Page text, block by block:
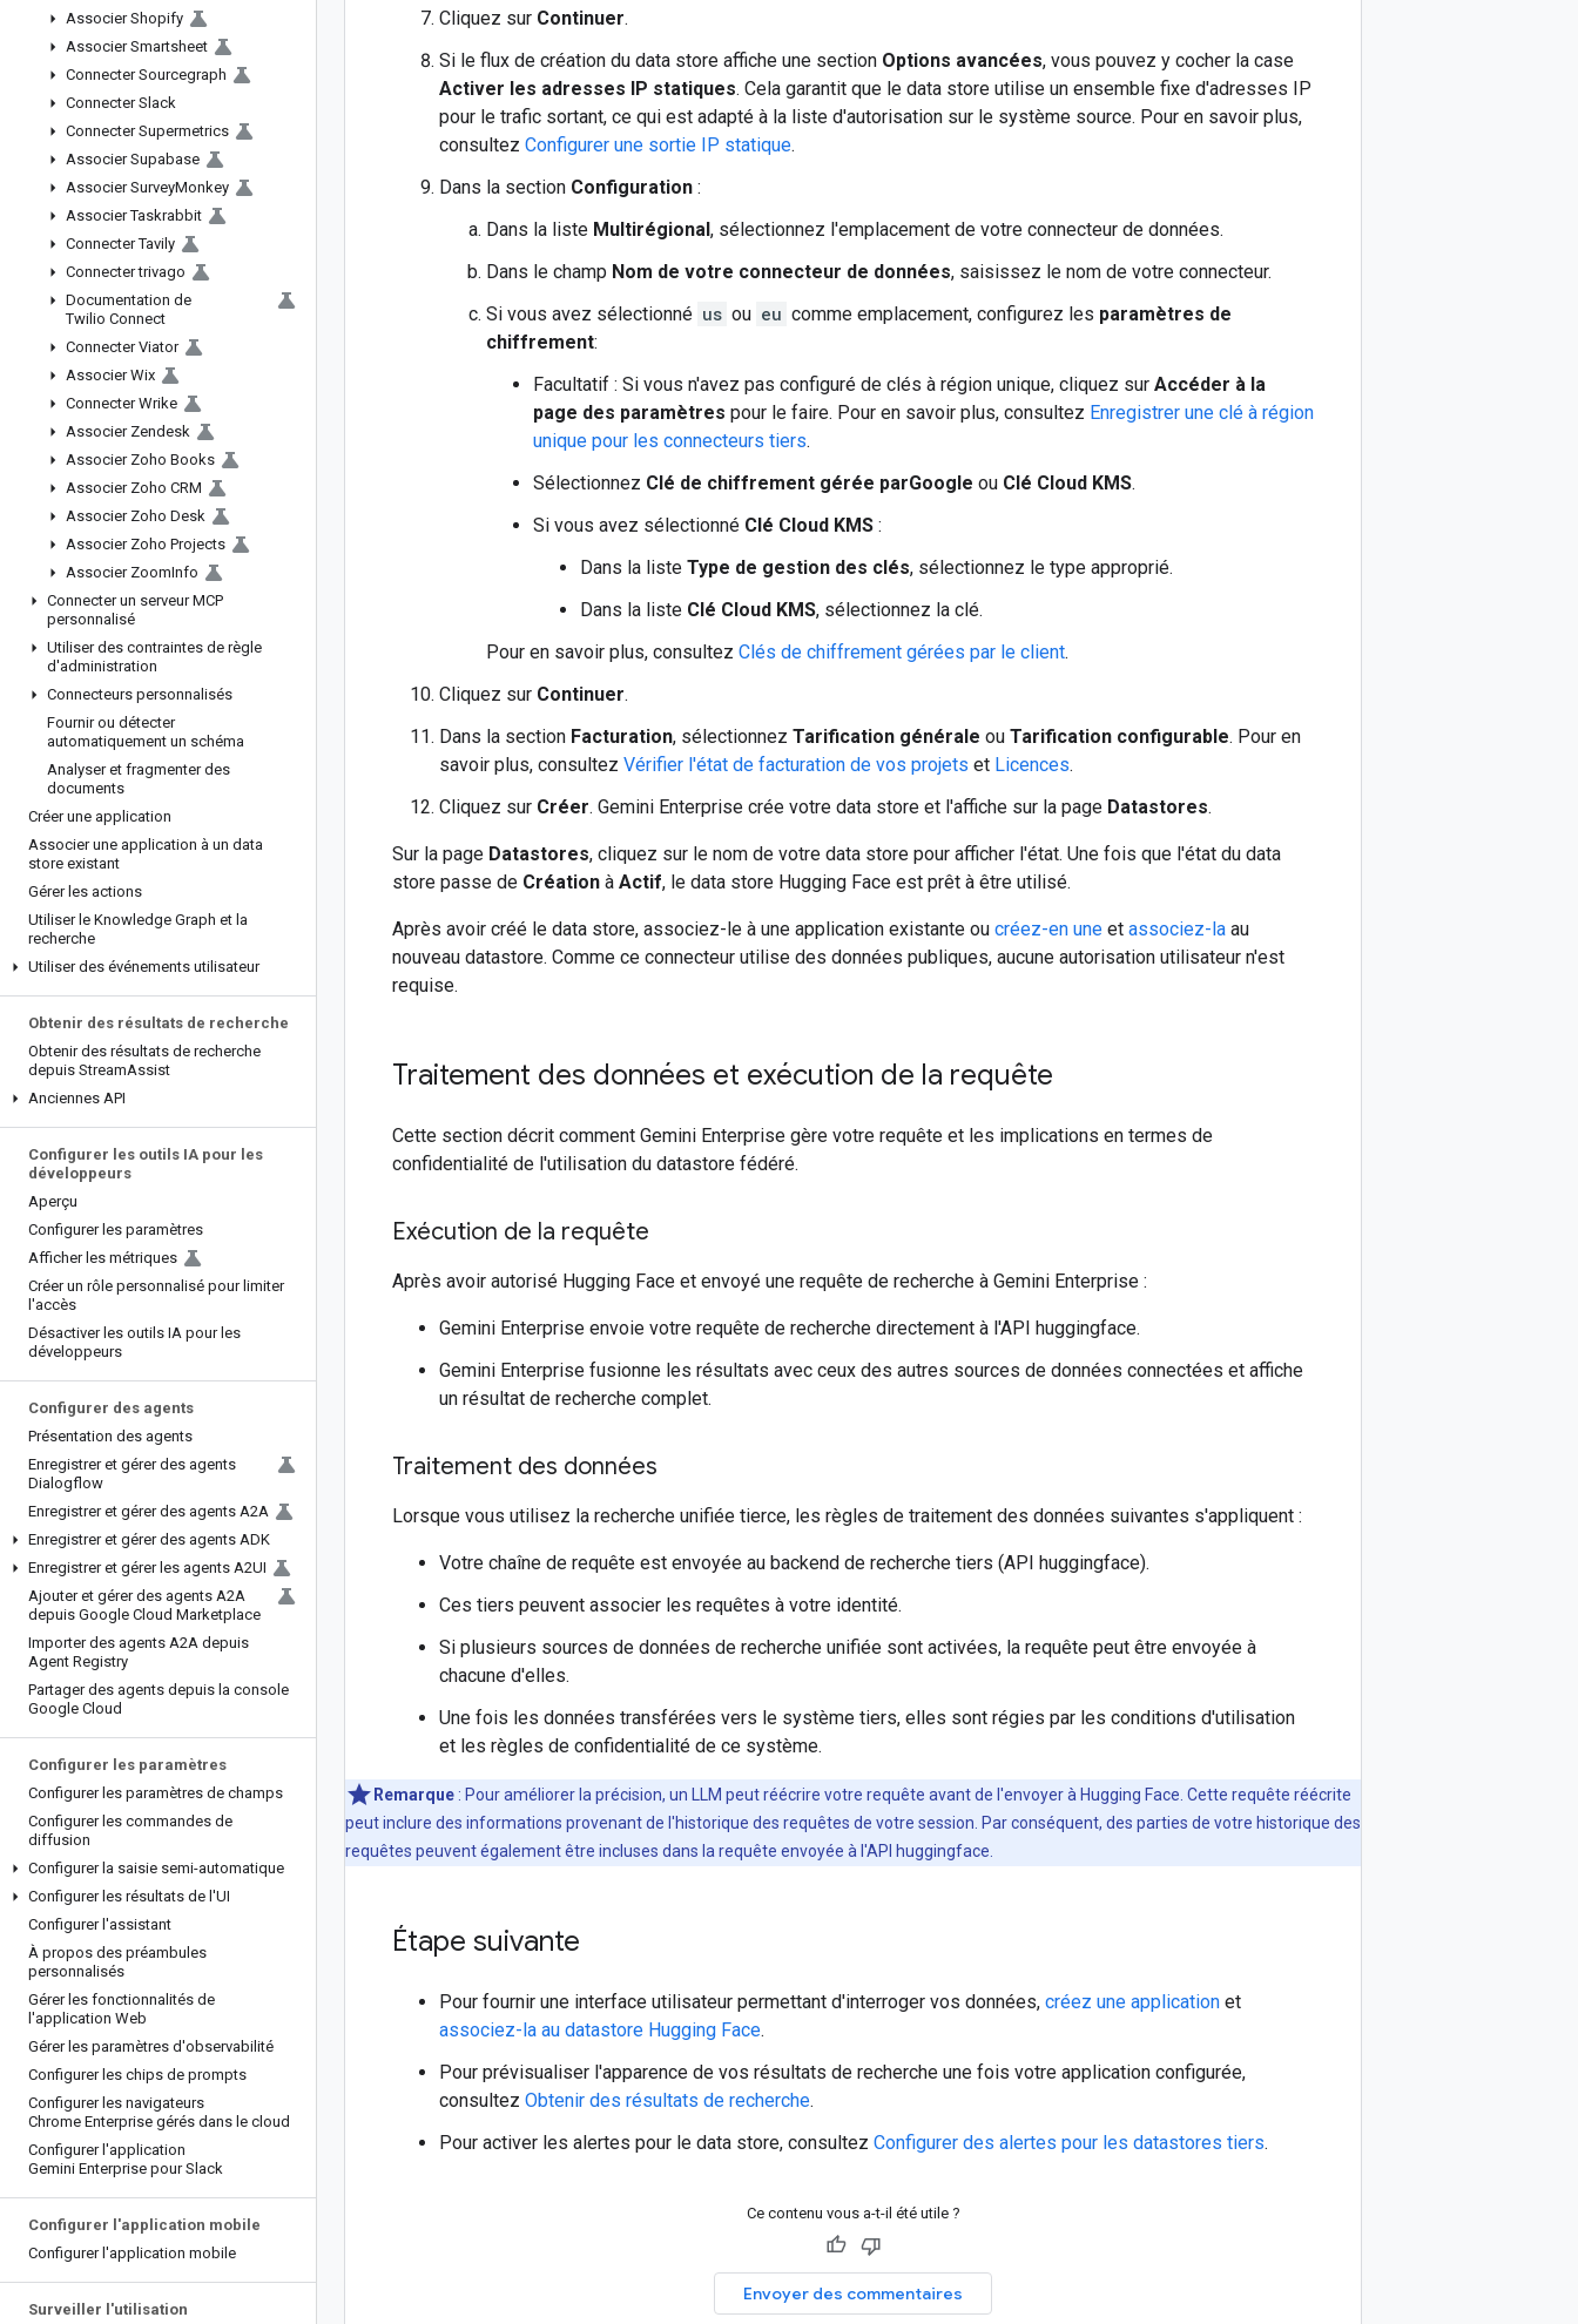
Associer Shopify
Associer Smartsheet
Connecter Sourcegraph
Connecter Slack
Connecter Supermetrics
Associer Supabase
Associer SurveyMonkey
Associer Taskrabbit
Connecter Tavily
Connecter trivago
Documentation de
Twilio Connect
Connecter Viator
Associer Wix
Connecter Wrike
Associer Zendesk
Associer Zoho Books
Associer Zoho CRM
Associer Zoho Desk
Associer Zoho Projects
Associer ZoomInfo
Connecter un serveur MCP
personnalisé
Utiliser des contraintes de règle
d'administration
Connecteurs personnalisés
Fournir ou détecter
automatiquement un schéma
Analyser et fragmenter des
documents
Créer une application
Associer une application à un data
store existant
Gérer les actions
Utiliser le Knowledge Graph et la
recherche
Utiliser des événements utilisateur
Obtenir des résultats de recherche
Obtenir des résultats de recherche
depuis StreamAssist
Anciennes API
Configurer les outils IA pour les
développeurs
Aperçu
Configurer les paramètres
Afficher les métriques
Créer un rôle personnalisé pour limiter
l'accès
Désactiver les outils IA pour les
développeurs
Configurer des agents
Présentation des agents
Enregistrer et gérer des agents
Dialogflow
Enregistrer et gérer des agents A2A
Enregistrer et gérer des agents ADK
Enregistrer et gérer les agents A2UI
Ajouter et gérer des agents A2A
depuis Google Cloud Marketplace
Importer des agents A2A depuis
Agent Registry
Partager des agents depuis la console
Google Cloud
Configurer les paramètres
Configurer les paramètres de champs
Configurer les commandes de
diffusion
Configurer la saisie semi-automatique
Configurer les résultats de l'UI
Configurer l'assistant
À propos des préambules
personnalisés
Gérer les fonctionnalités de
l'application Web
Gérer les paramètres d'observabilité
Configurer les chips de prompts
Configurer les navigateurs
Chrome Enterprise gérés dans le cloud
Configurer l'application
Gemini Enterprise pour Slack
Configurer l'application mobile
Configurer l'application mobile
Surveiller l'utilisation
Cliquez sur Continuer.
Si le flux de création du data store affiche une section Options avancées, vous pouvez y cocher la case
Activer les adresses IP statiques. Cela garantit que le data store utilise un ensemble fixe d'adresses IP
pour le trafic sortant, ce qui est adapté à la liste d'autorisation sur le système source. Pour en savoir plus,
consultez Configurer une sortie IP statique.
Dans la section Configuration :
Dans la liste Multirégional, sélectionnez l'emplacement de votre connecteur de données.
Dans le champ Nom de votre connecteur de données, saisissez le nom de votre connecteur.
Si vous avez sélectionné us ou eu comme emplacement, configurez les paramètres de
chiffrement:
Facultatif : Si vous n'avez pas configuré de clés à région unique, cliquez sur Accéder à la
page des paramètres pour le faire. Pour en savoir plus, consultez Enregistrer une clé à région
unique pour les connecteurs tiers.
Sélectionnez Clé de chiffrement gérée parGoogle ou Clé Cloud KMS.
Si vous avez sélectionné Clé Cloud KMS :
Dans la liste Type de gestion des clés, sélectionnez le type approprié.
Dans la liste Clé Cloud KMS, sélectionnez la clé.
Pour en savoir plus, consultez Clés de chiffrement gérées par le client.
Cliquez sur Continuer.
Dans la section Facturation, sélectionnez Tarification générale ou Tarification configurable. Pour en
savoir plus, consultez Vérifier l'état de facturation de vos projets et Licences.
Cliquez sur Créer. Gemini Enterprise crée votre data store et l'affiche sur la page Datastores.
Sur la page Datastores, cliquez sur le nom de votre data store pour afficher l'état. Une fois que l'état du data
store passe de Création à Actif, le data store Hugging Face est prêt à être utilisé.
Après avoir créé le data store, associez-le à une application existante ou créez-en une et associez-la au
nouveau datastore. Comme ce connecteur utilise des données publiques, aucune autorisation utilisateur n'est
requise.
Traitement des données et exécution de la requête
Cette section décrit comment Gemini Enterprise gère votre requête et les implications en termes de
confidentialité de l'utilisation du datastore fédéré.
Exécution de la requête
Après avoir autorisé Hugging Face et envoyé une requête de recherche à Gemini Enterprise :
Gemini Enterprise envoie votre requête de recherche directement à l'API huggingface.
Gemini Enterprise fusionne les résultats avec ceux des autres sources de données connectées et affiche
un résultat de recherche complet.
Traitement des données
Lorsque vous utilisez la recherche unifiée tierce, les règles de traitement des données suivantes s'appliquent :
Votre chaîne de requête est envoyée au backend de recherche tiers (API huggingface).
Ces tiers peuvent associer les requêtes à votre identité.
Si plusieurs sources de données de recherche unifiée sont activées, la requête peut être envoyée à
chacune d'elles.
Une fois les données transférées vers le système tiers, elles sont régies par les conditions d'utilisation
et les règles de confidentialité de ce système.
Remarque : Pour améliorer la précision, un LLM peut réécrire votre requête avant de l'envoyer à Hugging Face. Cette requête réécrite
peut inclure des informations provenant de l'historique des requêtes de votre session. Par conséquent, des parties de votre historique des
requêtes peuvent également être incluses dans la requête envoyée à l'API huggingface.
Étape suivante
Pour fournir une interface utilisateur permettant d'interroger vos données, créez une application et
associez-la au datastore Hugging Face.
Pour prévisualiser l'apparence de vos résultats de recherche une fois votre application configurée,
consultez Obtenir des résultats de recherche.
Pour activer les alertes pour le data store, consultez Configurer des alertes pour les datastores tiers.
Ce contenu vous a-t-il été utile ?
Envoyer des commentaires